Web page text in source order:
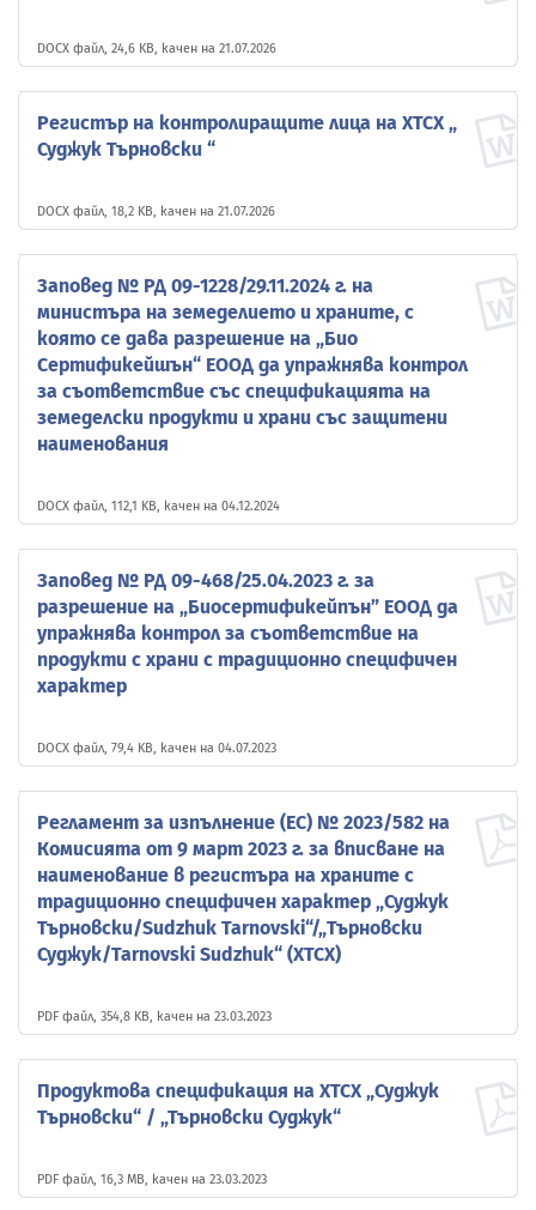
DOCX файл, 24,6 KB, качен на 21.07.2026
Регистър на контролиращите лица на ХТСХ „
Суджук Търновски “
DOCX файл, 18,2 KB, качен на 21.07.2026
Заповед № РД 09-1228/29.11.2024 г. на
министъра на земеделието и храните, с
която се дава разрешение на „Био
Сертификейшън“ ЕООД да упражнява контрол
за съответствие със спецификацията на
земеделски продукти и храни със защитени
наименования
DOCX файл, 112,1 KB, качен на 04.12.2024
Заповед № РД 09-468/25.04.2023 г. за
разрешение на „Биосертификейпън” ЕООД да
упражнява контрол за съответствие на
продукти с храни с традиционно специфичен
характер
DOCX файл, 79,4 KB, качен на 04.07.2023
Регламент за изпълнение (ЕС) № 2023/582 на
Комисията от 9 март 2023 г. за вписване на
наименование в регистъра на храните с
традиционно специфичен характер „Суджук
Търновски/Sudzhuk Tarnovski“/„Търновски
Суджук/Tarnovski Sudzhuk“ (ХТСХ)
PDF файл, 354,8 KB, качен на 23.03.2023
Продуктова спецификация на ХТСХ „Суджук
Търновски“ / „Търновски Суджук“
PDF файл, 16,3 MB, качен на 23.03.2023